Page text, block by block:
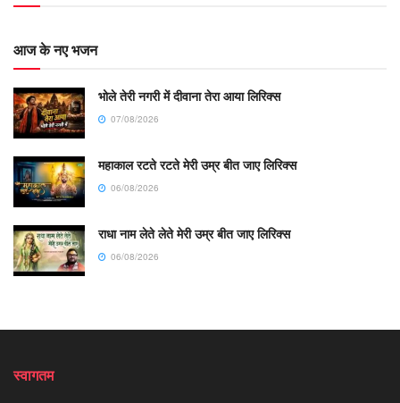
आज के नए भजन
भोले तेरी नगरी में दीवाना तेरा आया लिरिक्स
07/08/2026
महाकाल रटते रटते मेरी उम्र बीत जाए लिरिक्स
06/08/2026
राधा नाम लेते लेते मेरी उम्र बीत जाए लिरिक्स
06/08/2026
स्वागतम